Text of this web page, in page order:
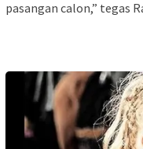
pasangan calon,” tegas